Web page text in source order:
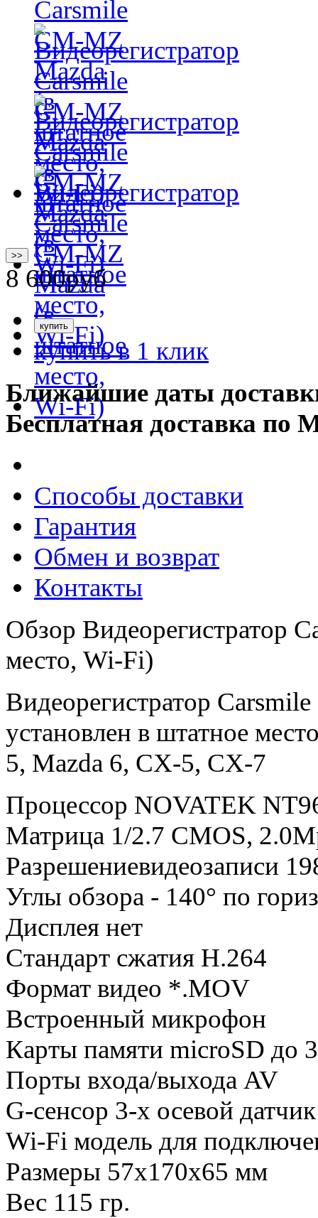
>>
8 600руб
купить в 1 клик
Ближайшие даты
Бесплатная доставка по
Способы доставки
Гарантия
Обмен и возврат
Контакты
Обзор Видеорегистратор
место, Wi-Fi)
Видеорегистратор
установлен в штатное
5, Mazda 6, CX-5, CX-7
Процессор NOVATEK
Матрица 1/2.7 CMOS,
Разрешениевидеозаписи
Углы обзора - 140° по
Дисплея нет
Стандарт сжатия H.264
Формат видео *.MOV
Встроенный микрофон
Карты памяти microSD до
Порты входа/выхода AV
G-сенсор 3-х осевой
Wi-Fi модель для
Размеры 57х170х65 мм
Вес 115 гр.